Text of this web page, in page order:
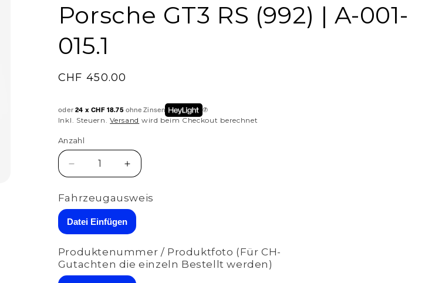
Porsche GT3 RS (992) | A-001-
015.1
Normaler
CHF 450.00
oder 24 x CHF 18.75 ohne Zinsen
Inkl. Steuern.Versand wird beim Checkout berechnet
Anzahl
Anzahl
Verringere
die
Menge
ASR
|
für
Erhöhe
die
Menge
ASR
VAG
|
für
Porsche
Fahrzeugausweis
Datei Einfügen
Produktenummer / Produktfoto (Für CH-
Gutachten die einzeln Bestellt werden)